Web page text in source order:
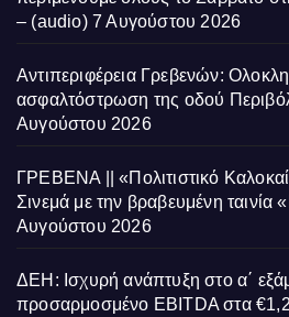
– (audio) 7 Αυγούστου 2026
Αντιπεριφέρεια Γρεβενών:
ασφαλτόστρωση της οδού
Αυγούστου 2026
ΓΡΕΒΕΝΑ || «Πολιτιστικό
Σινεμά με την βραβευμένη ταινία
Αυγούστου 2026
ΔΕΗ: Ισχυρή ανάπτυξη στο α΄
προσαρμοσμένο EBITDA στα